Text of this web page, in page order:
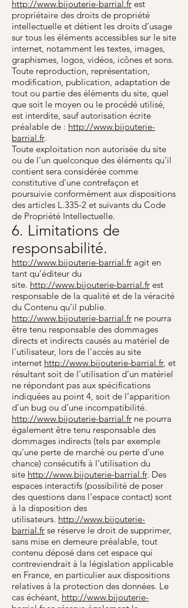
http://www.bijouterie-barrial.fr est
propriétaire des droits de propriété
intellectuelle et détient les droits d’usage
sur tous les éléments accessibles sur le site
internet, notamment les textes, images,
graphismes, logos, vidéos, icônes et sons.
Toute reproduction, représentation,
modification, publication, adaptation de
tout ou partie des éléments du site, quel
que soit le moyen ou le procédé utilisé,
est interdite, sauf autorisation écrite
préalable de : http://www.bijouterie-
barrial.fr.
Toute exploitation non autorisée du site
ou de l’un quelconque des éléments qu’il
contient sera considérée comme
constitutive d’une contrefaçon et
poursuivie conformément aux dispositions
des articles L.335-2 et suivants du Code
de Propriété Intellectuelle.
6. Limitations de
responsabilité.
http://www.bijouterie-barrial.fr agit en
tant qu’éditeur du
site. http://www.bijouterie-barrial.fr est
responsable de la qualité et de la véracité
du Contenu qu’il publie.
http://www.bijouterie-barrial.fr ne pourra
être tenu responsable des dommages
directs et indirects causés au matériel de
l’utilisateur, lors de l’accès au site
internet http://www.bijouterie-barrial.fr, et
résultant soit de l’utilisation d’un matériel
ne répondant pas aux spécifications
indiquées au point 4, soit de l’apparition
d’un bug ou d’une incompatibilité.
http://www.bijouterie-barrial.fr ne pourra
également être tenu responsable des
dommages indirects (tels par exemple
qu’une perte de marché ou perte d’une
chance) consécutifs à l’utilisation du
site http://www.bijouterie-barrial.fr. Des
espaces interactifs (possibilité de poser
des questions dans l’espace contact) sont
à la disposition des
utilisateurs. http://www.bijouterie-
barrial.fr se réserve le droit de supprimer,
sans mise en demeure préalable, tout
contenu déposé dans cet espace qui
contreviendrait à la législation applicable
en France, en particulier aux dispositions
relatives à la protection des données. Le
cas échéant, http://www.bijouterie-